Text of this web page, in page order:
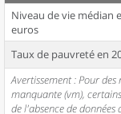
Niveau de vie médian
euros
Taux de pauvreté en
Avertissement : Pour
manquante (vm),
de l'absence de